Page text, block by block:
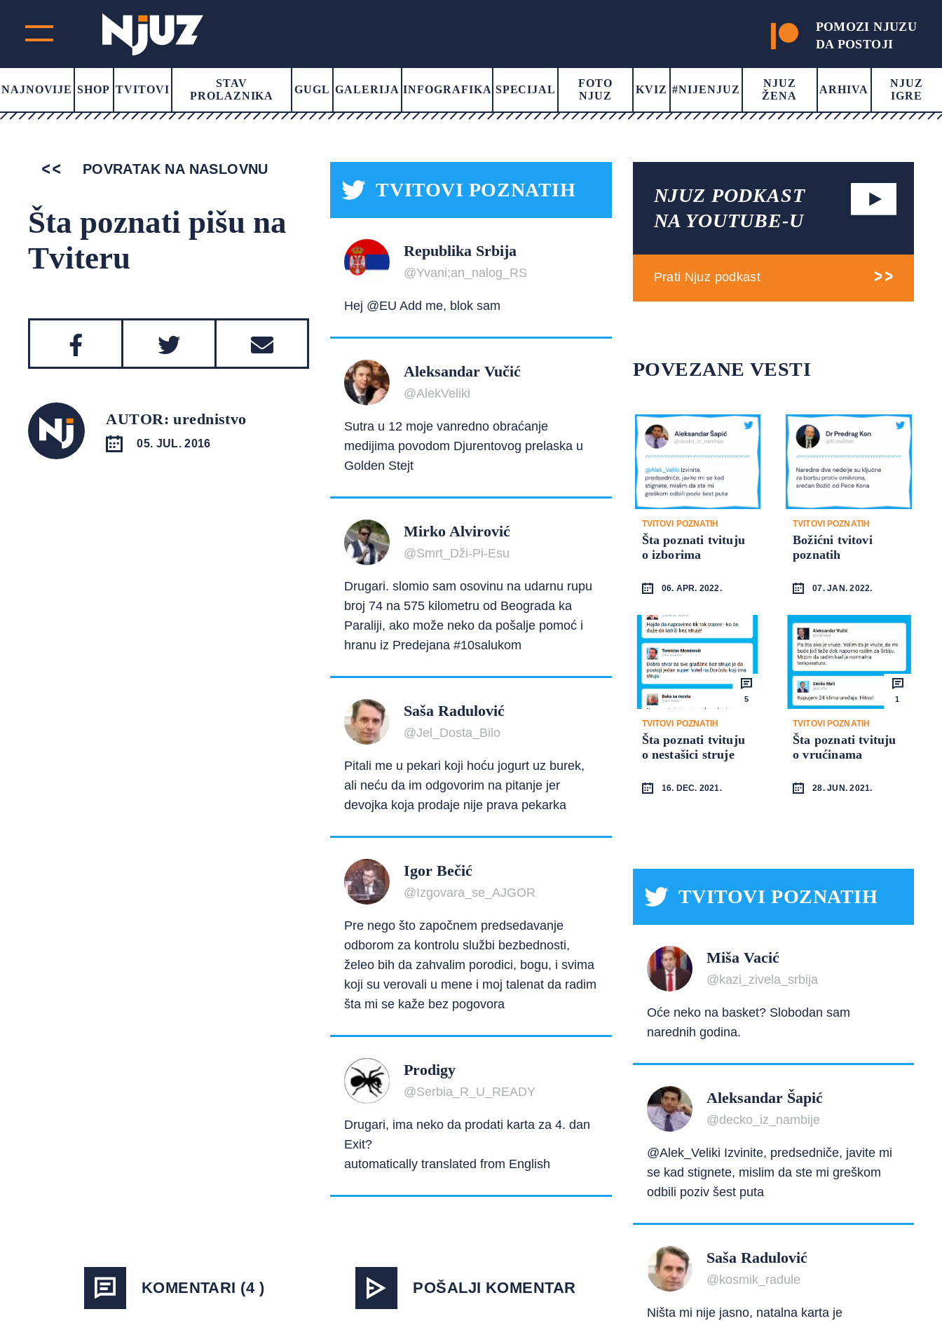
POMOZI NJUZU
DA POSTOJI
NAJNOVIJE SHOP TVITOVI
STAV
PROLAZNIKA
GUGL GALERIJA INFOGRAFIKA SPECIJAL
FOTO
NJUZ
KVIZ #NIJENJUZ
NJUZ
ŽENA
ARHIVA
NJUZ
IGRE
POVRATAK NA NASLOVNU
Šta poznati pišu na
Tviteru
AUTOR: urednistvo
05. JUL. 2016
TVITOVI POZNATIH
Republika Srbija
@Yvani;an_nalog_RS
Hej @EU Add me, blok sam
Aleksandar Vučić
@AlekVeliki
Sutra u 12 moje vanredno obraćanje
medijima povodom Djurentovog prelaska u
Golden Stejt
Mirko Alvirović
@Smrt_Dži-Pi-Esu
Drugari. slomio sam osovinu na udarnu rupu
broj 74 na 575 kilometru od Beograda ka
Paraliji, ako može neko da pošalje pomoć i
hranu iz Predejana #10salukom
Saša Radulović
@Jel_Dosta_Bilo
Pitali me u pekari koji hoću jogurt uz burek,
ali neću da im odgovorim na pitanje jer
devojka koja prodaje nije prava pekarka
Igor Bečić
@Izgovara_se_AJGOR
Pre nego što započnem predsedavanje
odborom za kontrolu službi bezbednosti,
želeo bih da zahvalim porodici, bogu, i svima
koji su verovali u mene i moj talenat da radim
šta mi se kaže bez pogovora
Prodigy
@Serbia_R_U_READY
Drugari, ima neko da prodati karta za 4. dan
Exit?
automatically translated from English
KOMENTARI (4 ) POŠALJI KOMENTAR
NJUZ PODKAST
NA YOUTUBE-U
Prati Njuz podkast
POVEZANE VESTI
TVITOVI POZNATIH
Šta poznati tvituju
o izborima
06. APR. 2022.
TVITOVI POZNATIH
Božićni tvitovi
poznatih
07. JAN. 2022.
5
TVITOVI POZNATIH
Šta poznati tvituju
o nestašici struje
16. DEC. 2021.
1
TVITOVI POZNATIH
Šta poznati tvituju
o vrućinama
28. JUN. 2021.
TVITOVI POZNATIH
Miša Vacić
@kazi_zivela_srbija
Oće neko na basket? Slobodan sam
narednih godina.
Aleksandar Šapić
@decko_iz_nambije
@Alek_Veliki Izvinite, predsedniče, javite mi
se kad stignete, mislim da ste mi greškom
odbili poziv šest puta
Saša Radulović
@kosmik_radule
Ništa mi nije jasno, natalna karta je